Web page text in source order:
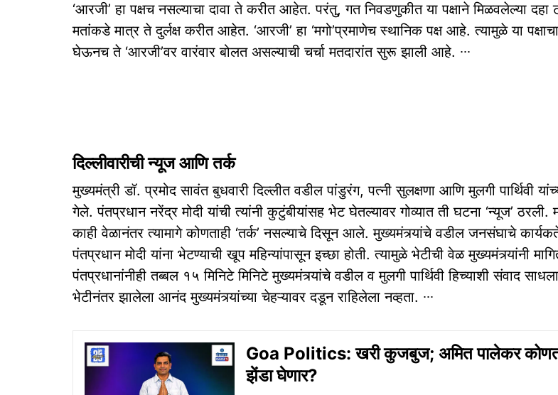
‘आरजी’ हा पक्षच नसल्‍याचा दावा ते करीत आहेत. परंतु, गत निवडणुकीत या पक्षाने मिळवलेल्‍या दहा
मतांकडे मात्र ते दुर्लक्ष करीत आहेत. ‘आरजी’ हा ‘मगो’प्रमाणेच स्‍थानिक पक्ष आहे. त्‍यामुळे या
घेऊनच ते ‘आरजी’वर वारंवार बोलत असल्‍याची चर्चा मतदारांत सुरू झाली आहे. ∙∙∙
दिल्लीवारीची न्यूज आणि तर्क
मुख्यमंत्री डॉ. प्रमोद सावंत बुधवारी दिल्लीत वडील पांडुरंग, पत्नी सुलक्षणा आणि मुलगी पार्थिवी
गेले. पंतप्रधान नरेंद्र मोदी यांची त्यांनी कुटुंबीयांसह भेट घेतल्यावर गोव्यात ती घटना ‘न्यूज’ ठरली.
काही वेळानंतर त्यामागे कोणताही ‘तर्क’ नसल्याचे दिसून आले. मुख्यमंत्र्यांचे वडील जनसंघाचे
पंतप्रधान मोदी यांना भेटण्याची खूप महिन्यांपासून इच्छा होती. त्यामुळे भेटीची वेळ मुख्यमंत्र्यांनी
पंतप्रधानांनीही तब्बल १५ मिनिटे मिनिटे मुख्यमंत्र्यांचे वडील व मुलगी पार्थिवी हिच्याशी संवाद
भेटीनंतर झालेला आनंद मुख्यमंत्र्यांच्या चेहऱ्यावर दडून राहिलेला नव्हता. ∙∙∙
Goa Politics: खरी कुजबुज; अमित पालेकर
झेंडा घेणार?